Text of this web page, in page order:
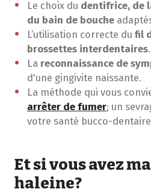
Le choix du dentifrice, de
du bain de bouche
L’utilisation correcte dufil
brossettes interdentaires.
La reconnaissance de
d'une gingivite naissante.
La méthode qui vous
arrêter de fumer; un
votre santé bucco-
Et si vous avez
haleine?